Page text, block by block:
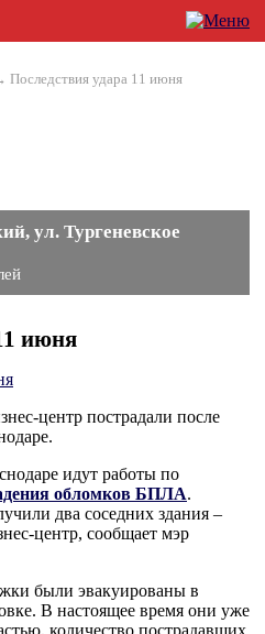
Последствия удара 11 июня
ул. Тургеневское
июня
центр пострадали после
идут работы по
обломков БПЛА.
два соседних здания –
центр, сообщает мэр
были эвакуированы в
В настоящее время они уже
количество пострадавших